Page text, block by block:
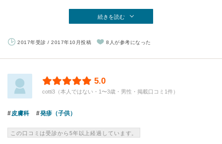
続きを読む
2017年受診 / 2017年10月投稿 8人が参考になった
5.0
cotti3（本人ではない・1〜3歳・男性・掲載口コミ1件）
皮膚科 発疹（子供）
この口コミは受診から5年以上経過しています。